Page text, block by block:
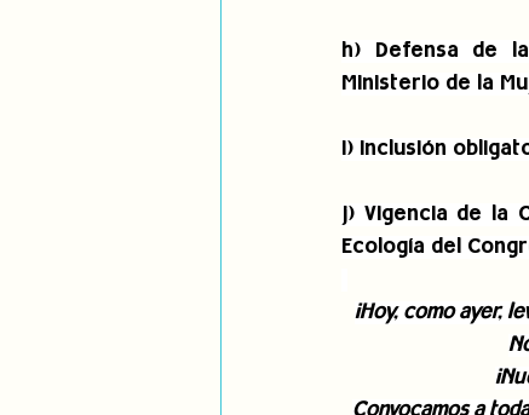
h) Defensa de
Ministerio de la
i) Inclusión
j) Vigencia de la
Ecología del
¡Hoy, como ayer,